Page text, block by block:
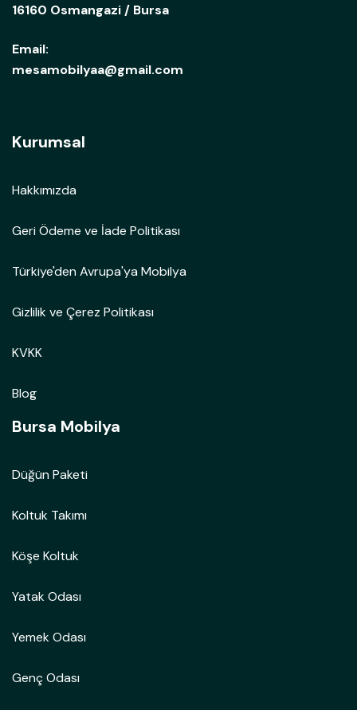
16160 Osmangazi / Bursa
Email:
mesamobilyaa@gmail.com
Kurumsal
Hakkımızda
Geri Ödeme ve İade Politikası
Türkiye'den Avrupa'ya Mobilya
Gizlilik ve Çerez Politikası
KVKK
Blog
Bursa Mobilya
Düğün Paketi
Koltuk Takımı
Köşe Koltuk
Yatak Odası
Yemek Odası
Genç Odası